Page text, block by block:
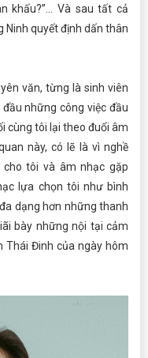
khấu?”... Và sau tất cả
Ninh quyết định dấn thân
văn, từng là sinh viên
những công việc đầu
cùng tôi lại theo đuổi âm
này, có lẽ là vì nghề
cho tôi và âm nhạc gặp
lựa chọn tôi như bình
dạng hơn những thanh
bày những nội tại cảm
Thái Đinh của ngày hôm